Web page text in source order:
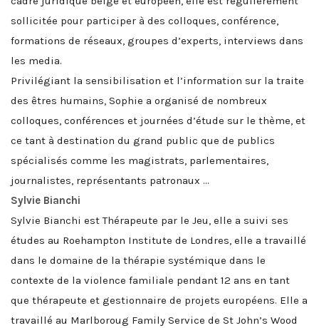
sollicitée pour participer à des colloques, conférence,
formations de réseaux, groupes d’experts, interviews dans
les media.
Privilégiant la sensibilisation et l’information sur la traite
des êtres humains, Sophie a organisé de nombreux
colloques, conférences et journées d’étude sur le thème, et
ce tant à destination du grand public que de publics
spécialisés comme les magistrats, parlementaires,
journalistes, représentants patronaux …
Sylvie Bianchi
Sylvie Bianchi est Thérapeute par le Jeu, elle a suivi ses
études au Roehampton Institute de Londres, elle a travaillé
dans le domaine de la thérapie systémique dans le
contexte de la violence familiale pendant 12 ans en tant
que thérapeute et gestionnaire de projets européens. Elle a
travaillé au Marlboroug Family Service de St John’s Wood